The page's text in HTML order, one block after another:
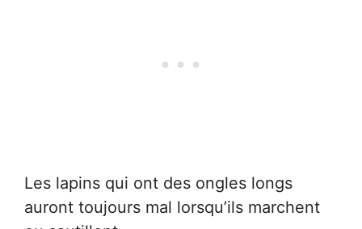
Les lapins qui ont des ongles longs
auront toujours mal lorsqu’ils marchent